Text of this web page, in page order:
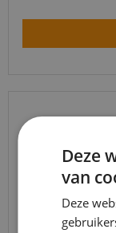
In
t/m 14
Deze
van
Deze